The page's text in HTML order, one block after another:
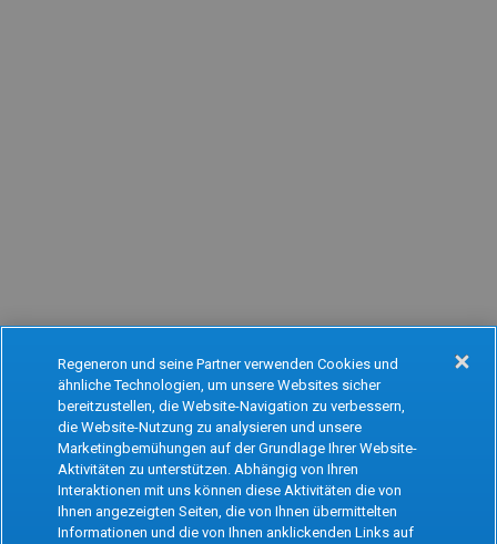
Oops!
Something went wrong. Please try refreshing
the app
Regeneron und seine Partner verwenden Cookies und
ähnliche Technologien, um unsere Websites sicher
bereitzustellen, die Website-Navigation zu verbessern,
die Website-Nutzung zu analysieren und unsere
Marketingbemühungen auf der Grundlage Ihrer Website-
Aktivitäten zu unterstützen. Abhängig von Ihren
Interaktionen mit uns können diese Aktivitäten die von
Ihnen angezeigten Seiten, die von Ihnen übermittelten
Informationen und die von Ihnen anklickenden Links auf